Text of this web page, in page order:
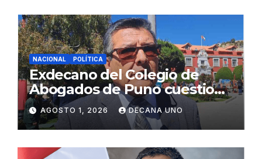
NACIONAL POLÍTICA
Exdecano del Colegio de
Abogados de Puno cuestiona
propuestas sobre seguridad
ciudadana
AGOSTO 1, 2026 DECANA UNO